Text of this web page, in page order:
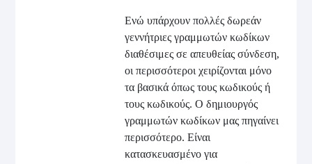
Ενώ υπάρχουν πολλές δωρεάν
γεννήτριες γραμμωτών κωδίκων
διαθέσιμες σε απευθείας σύνδεση,
οι περισσότεροι χειρίζονται μόνο
τα βασικά όπως τους κωδικούς ή
τους κωδικούς. Ο δημιουργός
γραμμωτών κωδίκων μας πηγαίνει
περισσότερο. Είναι
κατασκευασμένο για